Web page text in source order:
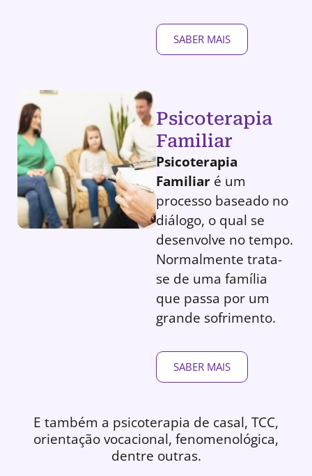
SABER MAIS
Psicoterapia
Familiar
Psicoterapia
Familiar é um
processo baseado no
diálogo, o qual se
desenvolve no tempo.
Normalmente trata-
se de uma família
que passa por um
grande sofrimento.
SABER MAIS
E também a psicoterapia de casal, TCC,
orientação vocacional, fenomenológica,
dentre outras.